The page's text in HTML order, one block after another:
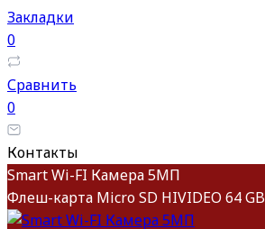
Закладки
0
Сравнить
0
Контакты
Smart Wi-FI Камера 5МП
Флеш-карта Micro SD HIVIDEO 64